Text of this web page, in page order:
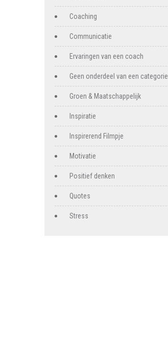
Coaching
Communicatie
Ervaringen van een coach
Geen onderdeel van een categorie
Groen & Maatschappelijk
Inspiratie
Inspirerend Filmpje
Motivatie
Positief denken
Quotes
Stress